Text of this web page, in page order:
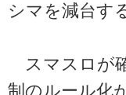
シマを減台す
スマスロが
制のルール化